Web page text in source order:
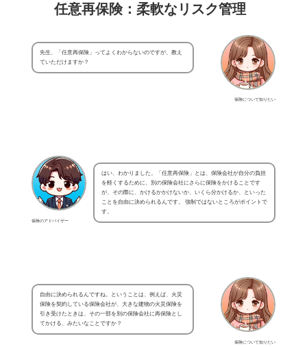
任意再保険：柔軟なリスク管理
保険について知りたい
先生、「任意再保険」ってよくわからないのですが、教え
ていただけますか？
保険のアドバイザー
はい、わかりました。「任意再保険」とは、保険会社が自分の負担
を軽くするために、別の保険会社にさらに保険をかけることです
が、その際に、かけるかかけないか、いくら分かけるか、といった
ことを自由に決められるんです。 強制ではないところがポイントで
す。
保険について知りたい
自由に決められるんですね。ということは、例えば、火災
保険を契約している保険会社が、大きな建物の火災保険を
引き受けたときは、その一部を別の保険会社に再保険とし
てかける、みたいなことですか？